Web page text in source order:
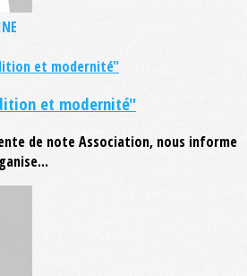
et modernité"
de note Association, nous informe